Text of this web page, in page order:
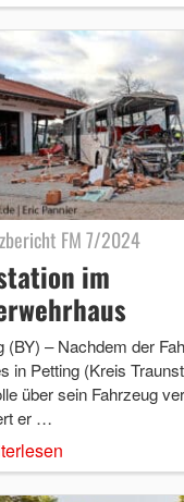
FM 7/2024
im
(BY) – Nachdem der
in Petting (Kreis
über sein Fahrzeug
er …